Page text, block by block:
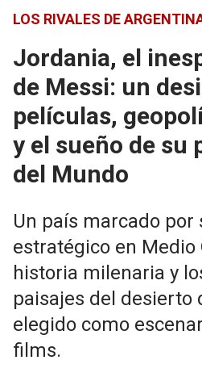
LOS RIVALES DE
Jordania, el
de Messi: un
películas,
y el sueño de su
del Mundo
Un país marcado por
estratégico en Medio
historia milenaria y
paisajes del desierto
elegido como
films.